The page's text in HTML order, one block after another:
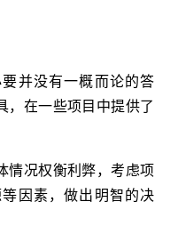
并没有一概而论的答
，在一些项目中提供了
情况权衡利弊，考虑项
因素，做出明智的决